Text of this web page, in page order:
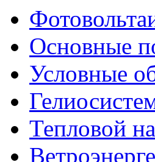
Основные
Условные
Тепловой